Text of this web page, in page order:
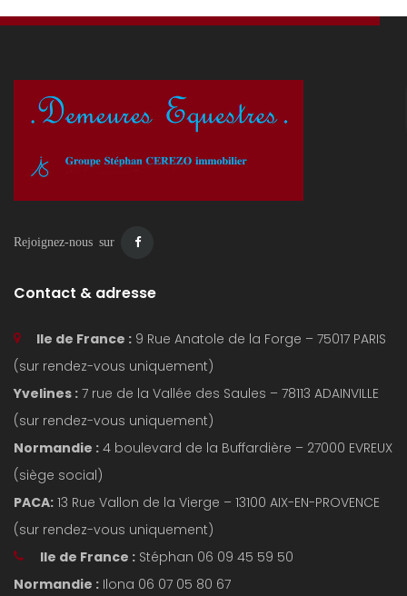
Rejoignez-nous sur
Contact & adresse
Ile de France : 9 Rue Anatole de la Forge – 75017 PARIS
(sur rendez-vous uniquement)
Yvelines : 7 rue de la Vallée des Saules – 78113 ADAINVILLE
(sur rendez-vous uniquement)
Normandie : 4 boulevard de la Buffardière – 27000 EVREUX
(siège social)
PACA: 13 Rue Vallon de la Vierge – 13100 AIX-EN-PROVENCE
(sur rendez-vous uniquement)
Ile de France : Stéphan 06 09 45 59 50
Normandie : Ilona 06 07 05 80 67